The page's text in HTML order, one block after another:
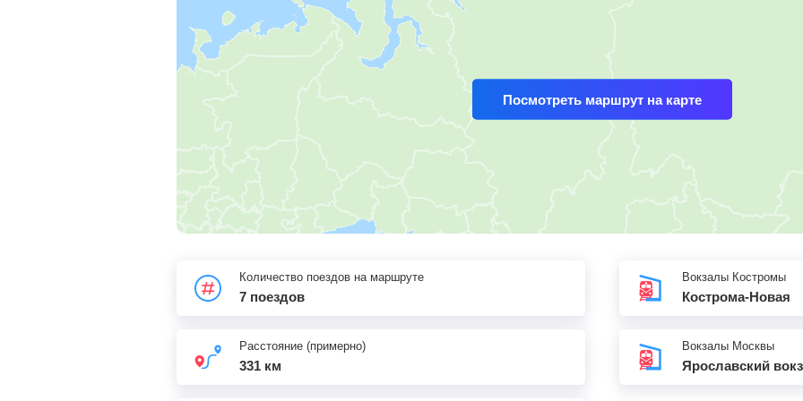
Посмотреть маршрут на карте
Количество поездов на маршруте
7 поездов
Расстояние (примерно)
331 км
Вокзалы Костромы
Кострома-Новая
Вокзалы Москвы
Ярославский